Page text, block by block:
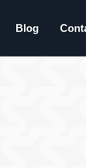
Blog